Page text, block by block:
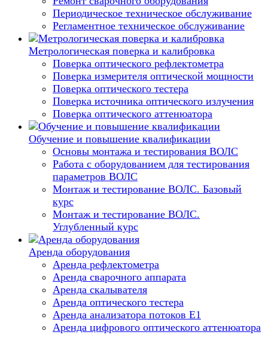
Периодическое техническое обслуживание
Регламентное техническое обслуживание
Метрологическая поверка и калибровка
Поверка оптического рефлектометра
Поверка измерителя оптической мощности
Поверка оптического тестера
Поверка источника оптического излучения
Поверка оптического аттенюатора
Обучение и повышение квалификации
Основы монтажа и тестирования ВОЛС
Работа с оборудованием для тестирования
параметров ВОЛС
Монтаж и тестирование ВОЛС. Базовый
курс
Монтаж и тестирование ВОЛС.
Углубленный курс
Аренда оборудования
Аренда рефлектометра
Аренда сварочного аппарата
Аренда скалывателя
Аренда оптического тестера
Аренда анализатора потоков Е1
Аренда цифрового оптического аттенюатора